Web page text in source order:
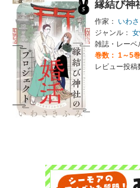
縁結び神
作家：
いわ
ジャンル：
雑誌・レーベ
巻数： 1～5巻
レビュー投稿